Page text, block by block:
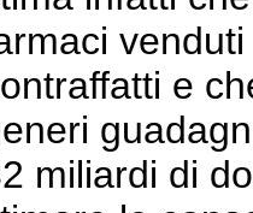
e
miliardi di